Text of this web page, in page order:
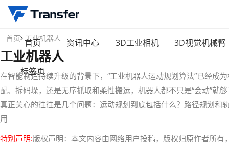
首页 资讯中心 3D工业相机 3D视觉机械臂
标签页
首页 工业机器人
工业机器人
在智能制造持续升级的背景下，“工业机器人运动规划算法”已经成
配、拆码垛，还是无序抓取和柔性搬运，机器人都不只是“会动”就
真正关心的往往是几个问题：运动规划到底包括什么？路径规划
用
特别声明:版权声明：本文内容由网络用户投稿，版权归原作者所